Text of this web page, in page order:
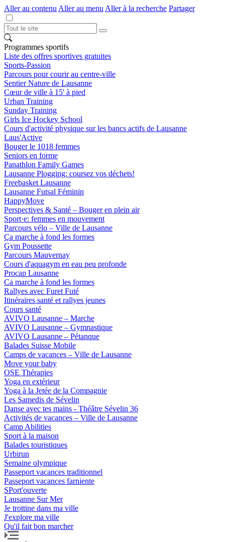
Aller au contenu Aller au menu Aller à la recherche Partager
Programmes sportifs
Liste des offres sportives gratuites
Sports-Passion
Parcours pour courir au centre-ville
Sentier Nature de Lausanne
Cœur de ville à 15' à pied
Urban Training
Sunday Training
Girls Ice Hockey School
Cours d'activité physique sur les bancs actifs de Lausanne
Laus'Active
Bouger le 1018 femmes
Seniors en forme
Panathlon Family Games
Lausanne Plogging: coursez vos déchets!
Freebasket Lausanne
Lausanne Futsal Féminin
HappyMove
Perspectives & Santé – Bouger en plein air
Sport·e: femmes en mouvement
Parcours vélo – Ville de Lausanne
Ça marche à fond les formes
Gym Poussette
Parcours Mauvernay
Cours d'aquagym en eau peu profonde
Procap Lausanne
Ca marche à fond les formes
Rallyes avec Furet Futé
Itinéraires santé et rallyes jeunes
Cours santé
AVIVO Lausanne – Marche
AVIVO Lausanne – Gymnastique
AVIVO Lausanne – Pétanque
Balades Suisse Mobile
Camps de vacances – Ville de Lausanne
Move your baby
OSE Thérapies
Yoga en extérieur
Yoga à la Jetée de la Compagnie
Les Samedis de Sévelin
Danse avec tes mains - Théâtre Sévelin 36
Activités de vacances – Ville de Lausanne
Camp Abilities
Sport à la maison
Balades touristiques
Urbirun
Semaine olympique
Passeport vacances traditionnel
Passeport vacances farniente
SPort'ouverte
Lausanne Sur Mer
Je trottine dans ma ville
J'explore ma ville
Qu'il fait bon marcher